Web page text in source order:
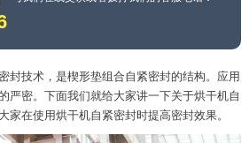
封技术，是楔形垫组合自紧密封的结构。应用
严密。下面我们就给大家讲一下关于烘干机自
家在使用烘干机自紧密封时提高密封效果。